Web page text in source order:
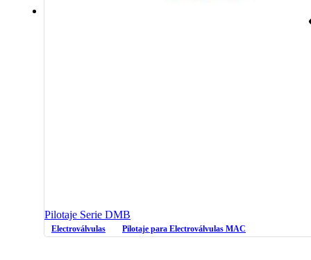
Pilotaje Serie DMB
Electroválvulas Pilotaje para Electroválvulas MAC